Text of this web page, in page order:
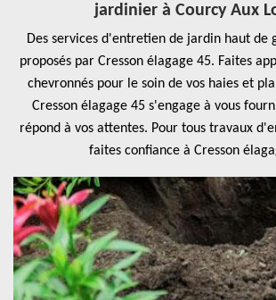
jardinier à Courcy Aux
Des services d'entretien de jardin haut de
proposés par Cresson élagage 45. Faites
chevronnés pour le soin de vos haies et
Cresson élagage 45 s'engage à vous
répond à vos attentes. Pour tous travaux
faites confiance à Cresson